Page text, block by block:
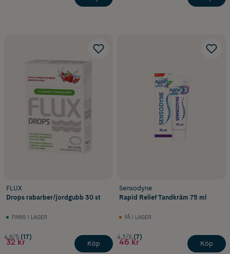
FLUX
Drops rabarber/jordgubb 30 st
FINNS I LAGER
4.6/5 (17)
32 kr Köp
Sensodyne
Rapid Relief Tandkräm 75 ml
FÅ I LAGER
4.3/5 (7)
46 kr Köp